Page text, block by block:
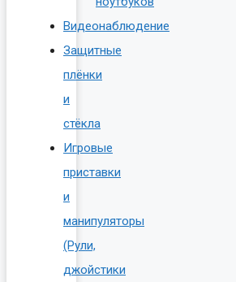
Видеонаблюдение
Защитные
плёнки
и
стёкла
Игровые
приставки
и
манипуляторы
(Рули,
джойстики